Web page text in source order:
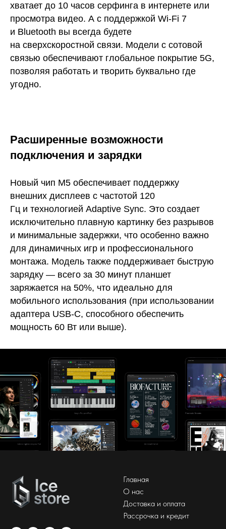
хватает до 10 часов серфинга в интернете или
просмотра видео. А с поддержкой Wi-Fi 7
и Bluetooth вы всегда будете
на сверхскоростной связи. Модели с сотовой
связью обеспечивают глобальное покрытие 5G,
позволяя работать и творить буквально где
угодно.
Расширенные возможности
подключения и зарядки
Новый чип M5 обеспечивает поддержку
внешних дисплеев с частотой 120
Гц и технологией Adaptive Sync. Это создает
исключительно плавную картинку без разрывов
и минимальные задержки, что особенно важно
для динамичных игр и профессионального
монтажа. Модель также поддерживает быструю
зарядку — всего за 30 минут планшет
заряжается на 50%, что идеально для
мобильного использования (при использовании
адаптера USB-C, способного обеспечить
мощность 60 Вт или выше).
Главная
О нас
Доставка и оплата
Рассрочка и кредит